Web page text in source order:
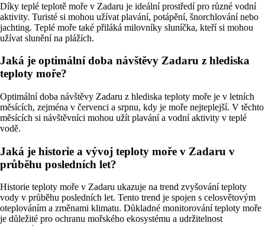
Díky teplé teplotě moře v Zadaru je ideální prostředí pro různé vodní
aktivity. Turisté si mohou užívat plavání, potápění, šnorchlování nebo
jachting. Teplé moře také přiláká milovníky sluníčka, kteří si mohou
užívat slunění na plážích.
Jaká je optimální doba návštěvy Zadaru z hlediska
teploty moře?
Optimální doba návštěvy Zadaru z hlediska teploty moře je v letních
měsících, zejména v červenci a srpnu, kdy je moře nejteplejší. V těchto
měsících si návštěvníci mohou užít plavání a vodní aktivity v teplé
vodě.
Jaká je historie a vývoj teploty moře v Zadaru v
průběhu posledních let?
Historie teploty moře v Zadaru ukazuje na trend zvyšování teploty
vody v průběhu posledních let. Tento trend je spojen s celosvětovým
oteplováním a změnami klimatu. Důkladné monitorování teploty moře
je důležité pro ochranu mořského ekosystému a udržitelnost